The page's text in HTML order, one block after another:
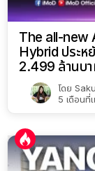
The all-new
Hybrid ประห
2.499 ล้านบ
โดย
5 เดือนที่